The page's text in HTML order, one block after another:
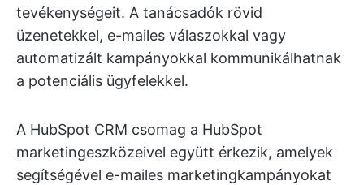
tevékenységeit. A tanácsadók rövid
üzenetekkel, e-mailes válaszokkal vagy
automatizált kampányokkal kommunikálhatnak
a potenciális ügyfelekkel.
A HubSpot CRM csomag a HubSpot
marketingeszközeivel együtt érkezik, amelyek
segítségével e-mailes marketingkampányokat